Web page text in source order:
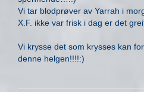
Vi tar blodprøver av Yarrah i
X.F. ikke var frisk i dag er det
Vi krysse det som krysses kan
denne helgen!!!!:)